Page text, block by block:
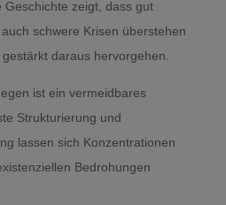
Geschichte zeigt, dass gut
schwere Krisen überstehen
daraus hervorgehen.
ist ein vermeidbares
Strukturierung und
lassen sich Konzentrationen
Bedrohungen